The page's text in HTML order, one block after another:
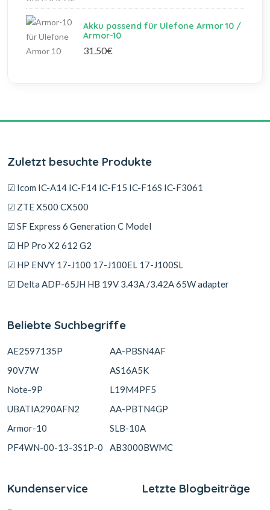
Akku passend für Ulefone Armor 10 /
Armor-10
31.50€
Zuletzt besuchte Produkte
☑ Icom IC-A14 IC-F14 IC-F15 IC-F16S IC-F3061
☑ ZTE X500 CX500
☑ SF Express 6 Generation C Model
☑ HP Pro X2 612 G2
☑ HP ENVY 17-J100 17-J100EL 17-J100SL
☑ Delta ADP-65JH HB 19V 3.43A /3.42A 65W adapter
Beliebte Suchbegriffe
AE2597135P
90V7W
Note-9P
UBATIA290AFN2
Armor-10
PF4WN-00-13-3S1P-0
AA-PBSN4AF
AS16A5K
L19M4PF5
AA-PBTN4GP
SLB-10A
AB3000BWMC
Kundenservice Letzte Blogbeiträge